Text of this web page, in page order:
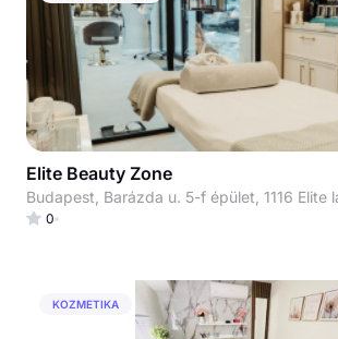
Elite Beauty Zone
Budapest, Barázda u. 5-f épület, 1116 Elite
0
KOZMETIKA